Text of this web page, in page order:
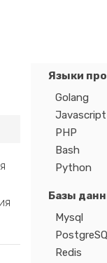
Языки
Golang
Javascript
PHP
Bash
Python
Базы
Mysql
Redis